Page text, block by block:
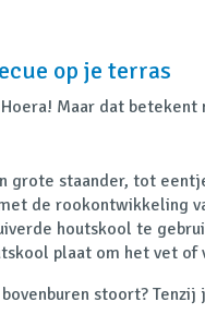
op je terras
Maar dat
grote staander, tot
de rookontwikkeling
houtskool te
plaat om het vet of
stoort?